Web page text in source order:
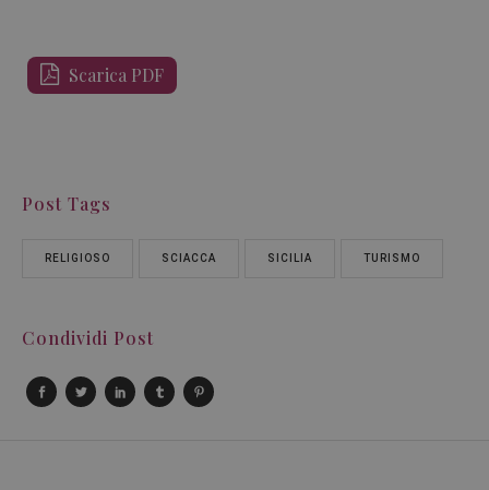
Scarica PDF
Post Tags
RELIGIOSO SCIACCA SICILIA TURISMO
Condividi Post